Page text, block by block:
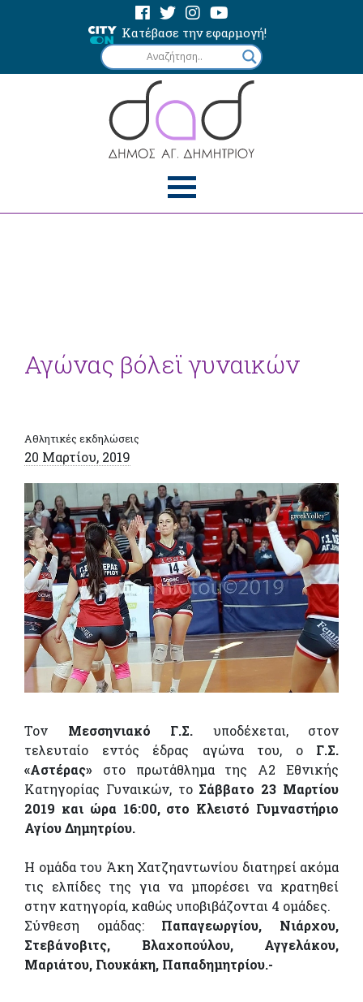
Κατέβασε την εφαρμογή!
Αγώνας βόλεϊ γυναικών
Αθλητικές εκδηλώσεις
20 Μαρτίου, 2019
Τον Μεσσηνιακό Γ.Σ. υποδέχεται, στον
τελευταίο εντός έδρας αγώνα του, οΓ.Σ.
«Αστέρας» στο πρωτάθλημα της Α2 Εθνικής
Κατηγορίας Γυναικών, το Σάββατο 23 Μαρτίου
2019 και ώρα 16:00, στο Κλειστό Γυμναστήριο
Αγίου Δημητρίου.
Η ομάδα του Άκη Χατζηαντωνίου διατηρεί ακόμα
τις ελπίδες της για να μπορέσει να κρατηθεί
στην κατηγορία, καθώς υποβιβάζονται 4 ομάδες.
Σύνθεση ομάδας: Παπαγεωργίου, Νιάρχου,
Στεβάνοβιτς, Βλαχοπούλου, Αγγελάκου,
Μαριάτου, Γιουκάκη, Παπαδημητρίου.-